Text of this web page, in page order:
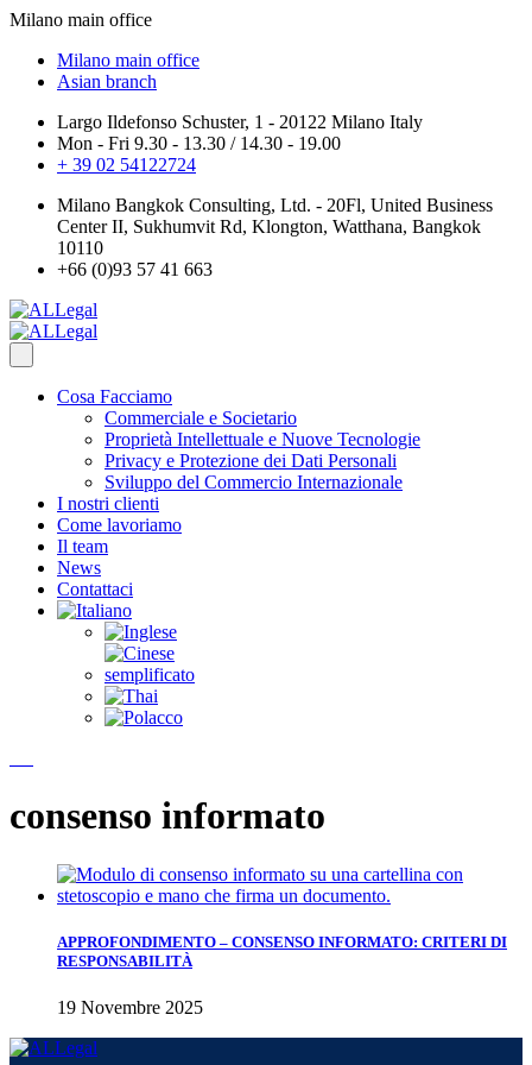
Milano main office
Milano main office
Asian branch
Largo Ildefonso Schuster, 1 - 20122 Milano Italy
Mon - Fri 9.30 - 13.30 / 14.30 - 19.00
+ 39 02 54122724
Milano Bangkok Consulting, Ltd. - 20Fl, United Business
Center II, Sukhumvit Rd, Klongton, Watthana, Bangkok
10110
+66 (0)93 57 41 663
Cosa Facciamo
Commerciale e Societario
Proprietà Intellettuale e Nuove Tecnologie
Privacy e Protezione dei Dati Personali
Sviluppo del Commercio Internazionale
I nostri clienti
Come lavoriamo
Il team
News
Contattaci
consenso informato
APPROFONDIMENTO – CONSENSO INFORMATO: CRITERI DI
RESPONSABILITÀ
19 Novembre 2025